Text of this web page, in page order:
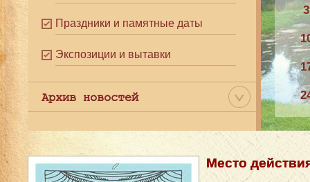
Праздники и памятные даты
Экспозиции и вытавки
Архив новостей
3
Место